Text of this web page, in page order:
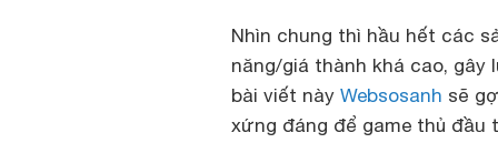
Nhìn chung thì hầu hết các
năng/giá thành khá cao, gây
bài viết này Websosanh sẽ
xứng đáng để game thủ đầu